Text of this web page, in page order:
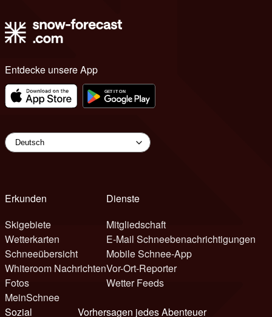
Entdecke unsere App
Erkunden
Skigebiete
Wetterkarten
Schneeübersicht
Whiteroom Nachrichten
Fotos
MeinSchnee
Dienste
Mitgliedschaft
E-Mail Schneebenachrichtigungen
Mobile Schnee-App
Vor-Ort-Reporter
Wetter Feeds
Sozial
Vorhersagen jedes Abenteuer